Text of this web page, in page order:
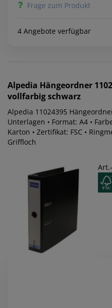
Frage zum Produkt
4 Angebote verfügbar
Alpedia Hängeordner
vollfarbig schwarz
Alpedia 11024395
Unterlagen • Format: A4 •
Karton • Zertifikat: FSC •
Griffloch